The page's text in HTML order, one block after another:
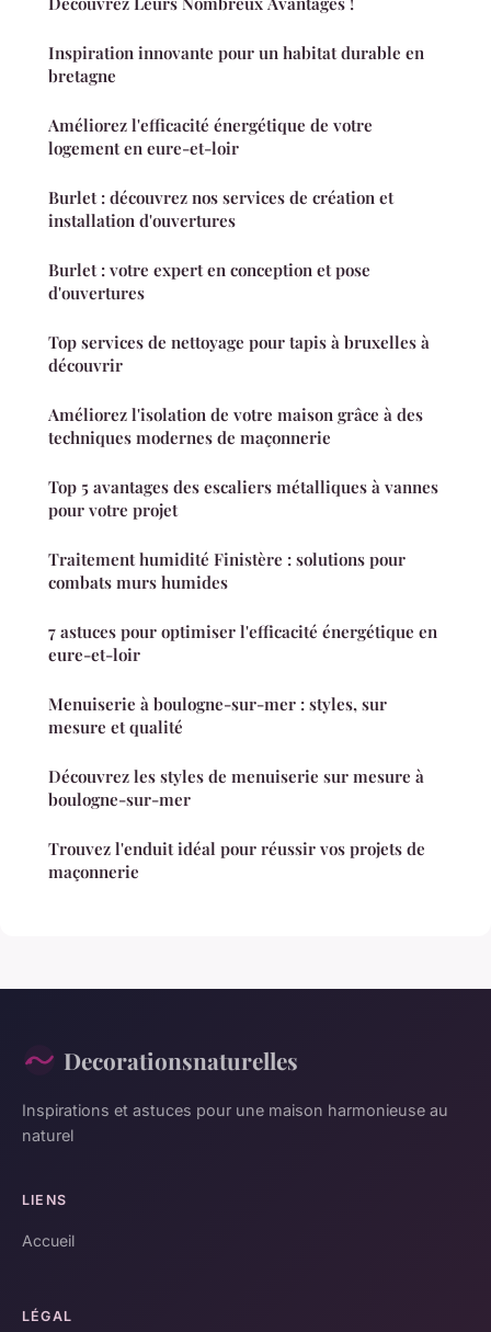
Inspiration innovante pour un habitat durable en
bretagne
Améliorez l'efficacité énergétique de votre
logement en eure-et-loir
Burlet : découvrez nos services de création et
installation d'ouvertures
Burlet : votre expert en conception et pose
d'ouvertures
Top services de nettoyage pour tapis à bruxelles à
découvrir
Améliorez l'isolation de votre maison grâce à des
techniques modernes de maçonnerie
Top 5 avantages des escaliers métalliques à vannes
pour votre projet
Traitement humidité Finistère : solutions pour
combats murs humides
7 astuces pour optimiser l'efficacité énergétique en
eure-et-loir
Menuiserie à boulogne-sur-mer : styles, sur
mesure et qualité
Découvrez les styles de menuiserie sur mesure à
boulogne-sur-mer
Trouvez l'enduit idéal pour réussir vos projets de
maçonnerie
Decorationsnaturelles
Inspirations et astuces pour une maison harmonieuse au
naturel
LIENS
Accueil
LÉGAL